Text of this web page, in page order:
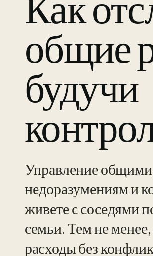
общие
будучи
Управление общими
недоразумениям и
живете с соседями
семьи. Тем не
расходы без